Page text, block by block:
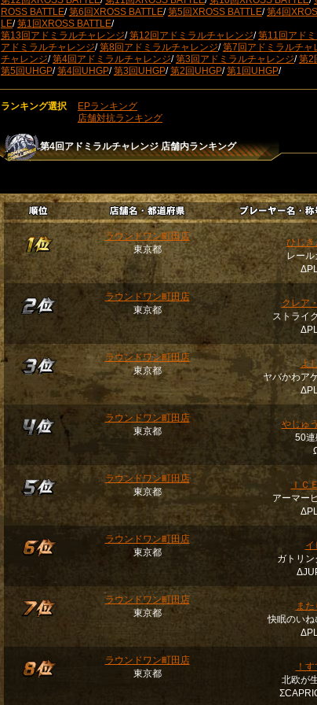
ROSS BATTLE/第6回XROSS BATTLE/第5回XROSS BATTLE/第4回
LE/第1回XROSS BATTLE/
第13回アドミラルチャレンジ/第12回アドミラルチャレンジ/第11回アド
アドミラルチャレンジ/第8回アドミラルチャレンジ/第7回アドミラルチャ
チャレンジ/第4回アドミラルチャレンジ/第3回アドミラルチャレンジ/第2
第5回UHGP/第4回UHGP/第3回UHGP/第2回UHGP/第1回UHGP/
ランキング選択
EPランキング
店舗対抗ランキング
第4回アドミラルチャレンジ店舗内ランキング
ラウンドワン町田店
東京都
ひじき
レール
ラウンドワン町田店
東京都
クレア
ストライ
ラウンドワン町田店
東京都
よ
ヤバかわア
ラウンドワン町田店
東京都
やじゅ
50連
ラウンドワン町田店
東京都
ＩＣ
アーマー
ラウンドワン町田店
東京都
イ
ガトリ
ラウンドワン町田店
東京都
また
快眠のいね
ラウンドワン町田店
東京都
！
北欧が